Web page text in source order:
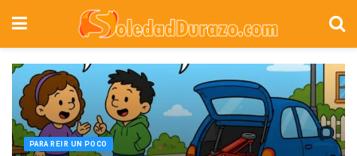
PARA REIR UN POCO